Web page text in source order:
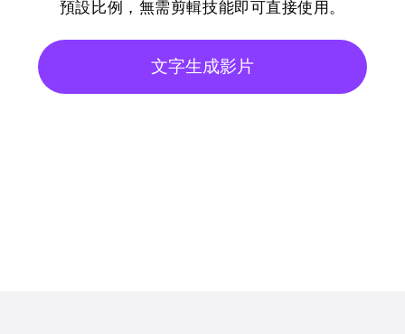
預設比例，無需剪輯技能即可直接使用。
文字生成影片